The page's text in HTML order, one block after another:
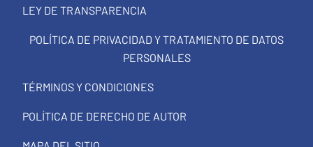
LEY DE TRANSPARENCIA
POLÍTICA DE PRIVACIDAD Y TRATAMIENTO DE DATOS
PERSONALES
TÉRMINOS Y CONDICIONES
POLÍTICA DE DERECHO DE AUTOR